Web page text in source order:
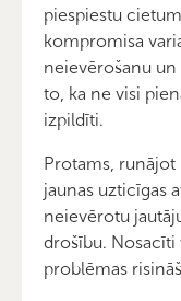
piespiestu
kompromisa
neievērošanu
to, ka ne visi
izpildīti.
Protams,
jaunas uzticīgas
neievērotu
drošību. Nosacīti
problēmas